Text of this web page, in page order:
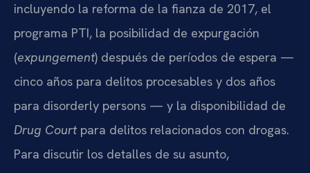
incluyendo la reforma de la fianza de 2017, el
programa PTI, la posibilidad de expurgación
(expungement) después de períodos de espera —
cinco años para delitos procesables y dos años
para disorderly persons — y la disponibilidad de
Drug Courtpara delitos relacionados con drogas.
Para discutir los detalles de su asunto,